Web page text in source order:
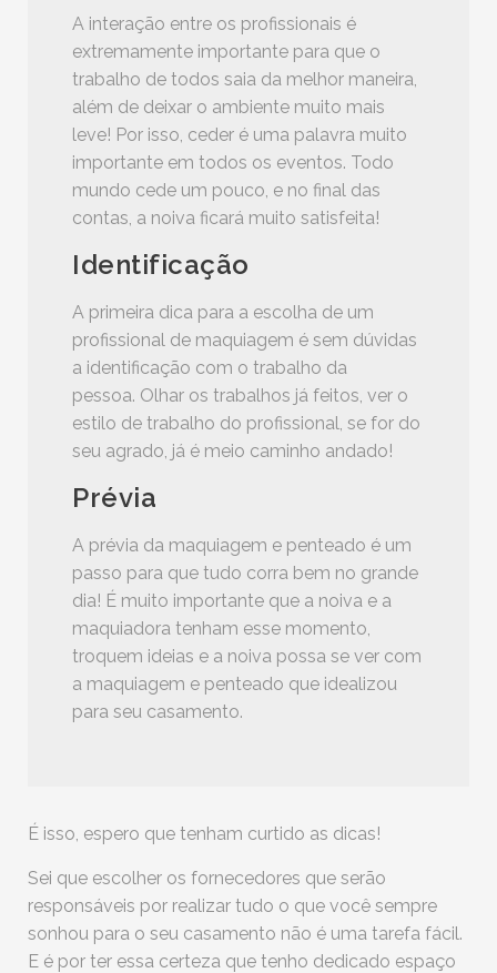
A interação entre os profissionais é
extremamente importante para que o
trabalho de todos saia da melhor maneira,
além de deixar o ambiente muito mais
leve! Por isso, ceder é uma palavra muito
importante em todos os eventos. Todo
mundo cede um pouco, e no final das
contas, a noiva ficará muito satisfeita!
Identificação
A primeira dica para a escolha de um
profissional de maquiagem é sem dúvidas
a identificação com o trabalho da
pessoa. Olhar os trabalhos já feitos, ver o
estilo de trabalho do profissional, se for do
seu agrado, já é meio caminho andado!
Prévia
A prévia da maquiagem e penteado é um
passo para que tudo corra bem no grande
dia! É muito importante que a noiva e a
maquiadora tenham esse momento,
troquem ideias e a noiva possa se ver com
a maquiagem e penteado que idealizou
para seu casamento.
É isso, espero que tenham curtido as dicas!
Sei que escolher os fornecedores que serão
responsáveis por realizar tudo o que você sempre
sonhou para o seu casamento não é uma tarefa fácil.
E é por ter essa certeza que tenho dedicado espaço